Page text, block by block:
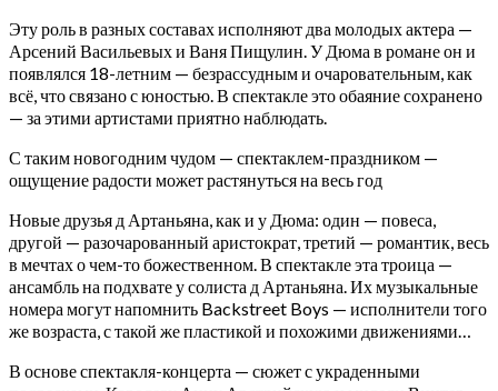
Эту роль в разных составах исполняют два молодых актера —
Арсений Васильевых и Ваня Пищулин. У Дюма в романе он и
появлялся 18-летним — безрассудным и очаровательным, как
всё, что связано с юностью. В спектакле это обаяние сохранено
— за этими артистами приятно наблюдать.
С таким новогодним чудом — спектаклем-праздником —
ощущение радости может растянуться на весь год
Новые друзья д Артаньяна, как и у Дюма: один — повеса,
другой — разочарованный аристократ, третий — романтик, весь
в мечтах о чем-то божественном. В спектакле эта троица —
ансамбль на подхвате у солиста д Артаньяна. Их музыкальные
номера могут напомнить Backstreet Boys — исполнители того
же возраста, с такой же пластикой и похожими движениями…
В основе спектакля-концерта — сюжет с украденными